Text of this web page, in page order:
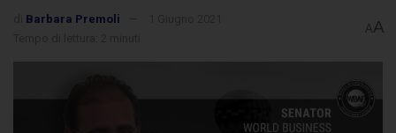
Barbara Premoli
AA